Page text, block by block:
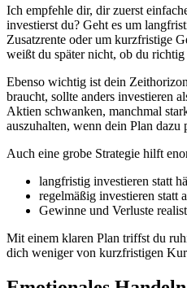
Ich empfehle dir, dir zuerst
investierst du? Geht es um
Zusatzrente oder um kurzfristige
weißt du später nicht, ob du
Ebenso wichtig ist dein
braucht, sollte anders investieren
Aktien schwanken, manchmal
auszuhalten, wenn dein Plan dazu
Auch eine grobe Strategie hilft
langfristig investieren statt
regelmäßig investieren statt
Gewinne und Verluste
Mit einem klaren Plan triffst du
dich weniger von kurzfristigen